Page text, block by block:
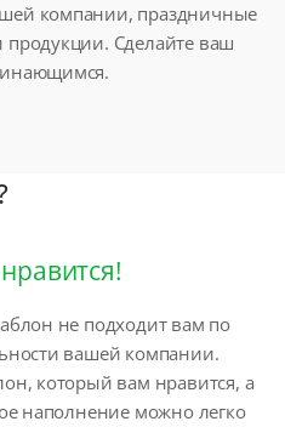
компании, праздничные
Сделайте ваш
не подходит вам по
вашей компании.
который вам нравится, а
наполнение можно легко